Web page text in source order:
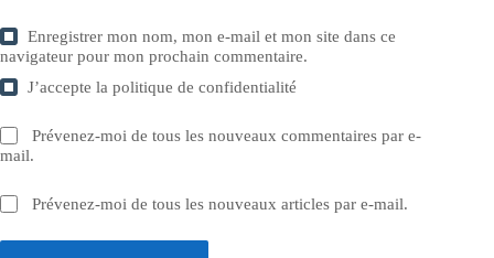
Enregistrer mon nom, mon e-mail et mon site dans ce
navigateur pour mon prochain commentaire.
J’accepte lapolitique de confidentialité
Prévenez-moi de tous les nouveaux commentaires par e-
mail.
Prévenez-moi de tous les nouveaux articles par e-mail.